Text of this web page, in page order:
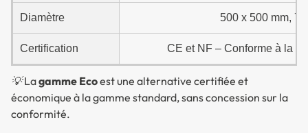
Diamètre 500 x 500 mm,
Certification CE et NF – Conforme à la
💡 Lagamme Ecoest une alternative certifiée et
économique à la gamme standard, sans concession sur la
conformité.